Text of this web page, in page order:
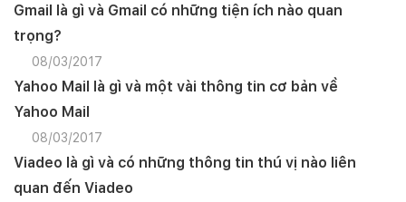
Gmail là gì và Gmail có những tiện ích nào quan
trọng?
08/03/2017
Yahoo Mail là gì và một vài thông tin cơ bản về
Yahoo Mail
08/03/2017
Viadeo là gì và có những thông tin thú vị nào liên
quan đến Viadeo